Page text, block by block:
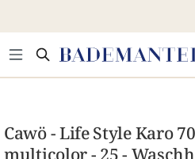
Cawö - Life Style Karo
multicolor - 25 -